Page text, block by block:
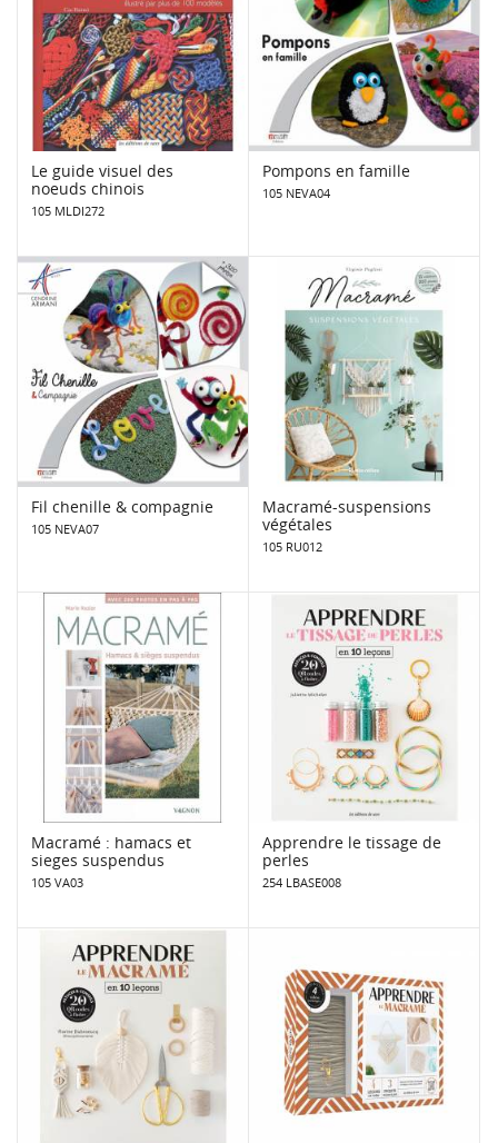
Le guide visuel des
noeuds chinois
105 MLDI272
Pompons en famille
105 NEVA04
Fil chenille & compagnie
105 NEVA07
Macramé-suspensions
végétales
105 RU012
Macramé : hamacs et
sieges suspendus
105 VA03
Apprendre le tissage de
perles
254 LBASE008